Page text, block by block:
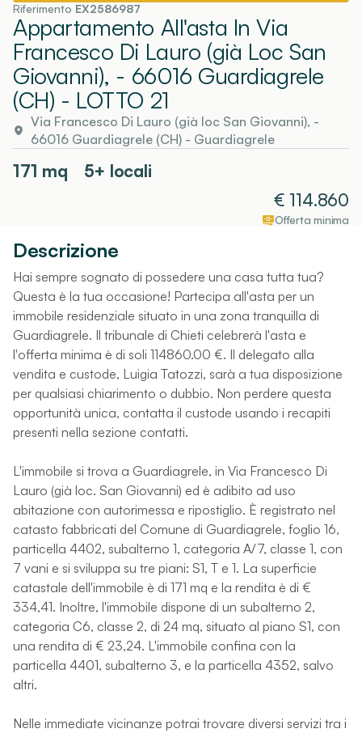
Riferimento EX2586987
Appartamento All'asta In Via
Francesco Di Lauro (già Loc San
Giovanni), - 66016 Guardiagrele
(CH) - LOTTO 21
Via Francesco Di Lauro (già loc San Giovanni), -
66016 Guardiagrele (CH) - Guardiagrele
171 mq
5+ locali
€ 114.860
Offerta minima
Descrizione
Hai sempre sognato di possedere una casa tutta tua?
Questa è la tua occasione! Partecipa all'asta per un
immobile residenziale situato in una zona tranquilla di
Guardiagrele. Il tribunale di Chieti celebrerà l'asta e
l'offerta minima è di soli 114860.00 €. Il delegato alla
vendita e custode, Luigia Tatozzi, sarà a tua disposizione
per qualsiasi chiarimento o dubbio. Non perdere questa
opportunità unica, contatta il custode usando i recapiti
presenti nella sezione contatti.
L'immobile si trova a Guardiagrele, in Via Francesco Di
Lauro (già loc. San Giovanni) ed è adibito ad uso
abitazione con autorimessa e ripostiglio. È registrato nel
catasto fabbricati del Comune di Guardiagrele, foglio 16,
particella 4402, subalterno 1, categoria A/7, classe 1, con
7 vani e si sviluppa su tre piani: S1, T e 1. La superficie
catastale dell'immobile è di 171 mq e la rendita è di €
334,41. Inoltre, l'immobile dispone di un subalterno 2,
categoria C6, classe 2, di 24 mq, situato al piano S1, con
una rendita di € 23,24. L'immobile confina con la
particella 4401, subalterno 3, e la particella 4352, salvo
altri.
Nelle immediate vicinanze potrai trovare diversi servizi tra i